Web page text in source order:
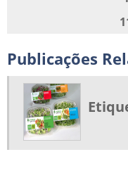
ONDE COMPRAR ETIQUETAS
RIBBON PARA IMPRESSORA
RÓTULO ADESIVO BOPP
RÓTULOS BARATOS
RÓTULOS PARA ALIMENTOS
RÓTULOS PARA FRIGORÍFICOS
Publicações